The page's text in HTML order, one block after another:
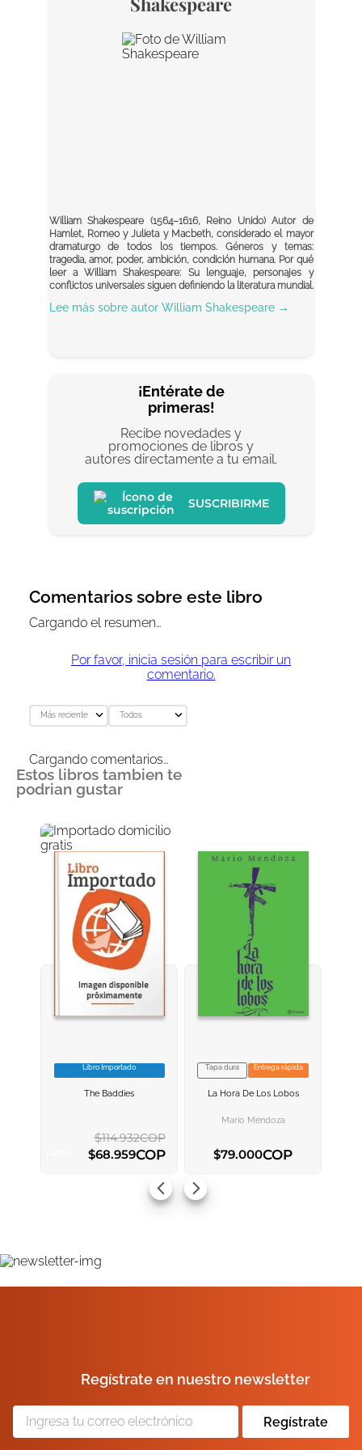
William Shakespeare (1564–1616, Reino Unido) Autor de
Hamlet, Romeo y Julieta y Macbeth, considerado el mayor
dramaturgo de todos los tiempos. Géneros y temas:
tragedia, amor, poder, ambición, condición humana. Por qué
leer a William Shakespeare: Su lenguaje, personajes y
conflictos universales siguen definiendo la literatura mundial.
Lee más sobre autor William Shakespeare→
¡Entérate de
primeras!
Recibe novedades y
promociones de libros y
autores directamente a tu email.
SUSCRIBIRME
Comentarios sobre este libro
Cargando el resumen…
Por favor, inicia sesión para escribir un
comentario.
Más reciente Todos
Cargando comentarios…
Estos libros tambien te
podrian gustar
VER INFORMACION
Libro Importado
The Baddies
$114.932COP
$68.959COP
VER INFORMACION
Tapa dura Entrega rápida
La Hora De Los Lobos
Mario Mendoza
$79.000COP
Regístrate en nuestro newsletter
Regístrate